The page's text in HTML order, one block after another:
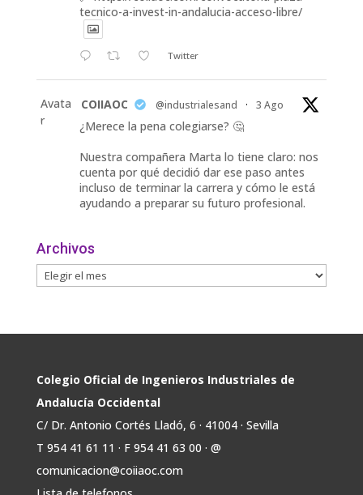
tecnico-a-invest-in-andalucia-acceso-libre/
Twitter
Avata
r
COIIAOC @industrialesand · 3 Ago
¿Merece la pena colegiarse? 🤔
Nuestra compañera Marta lo tiene claro: nos
cuenta por qué decidió dar ese paso antes
incluso de terminar la carrera y cómo le está
ayudando a preparar su futuro profesional.
🤝 Contacto con profesionales y empresas.
💼
r
🏎️ Fórmula Gades, la escudería de la
@univcadiz, presenta el G26, un monoplaza
más ligero, sostenible y adaptado a la nueva
normativa de Formula Student 30 julio 2026.
En la presentación, que tuvo lugar este
miércoles, estuvieron presentes María Luisa
Bea, Presidenta delegada
Archivos
Colegio Oficial de Ingenieros Industriales de
Andalucía Occidental
C/ Dr. Antonio Cortés Lladó, 6 · 41004 · Sevilla
T 954 41 61 11 · F 954 41 63 00 · @
comunicacion@coiiaoc.com